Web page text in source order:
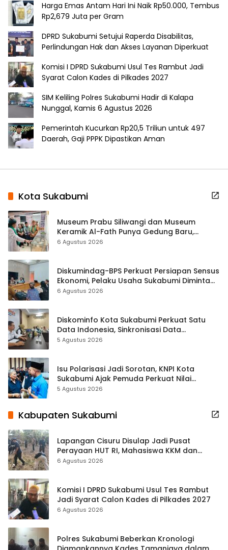
Harga Emas Antam Hari Ini Naik Rp50.000, Tembus
Rp2,679 Juta per Gram
DPRD Sukabumi Setujui Raperda Disabilitas,
Perlindungan Hak dan Akses Layanan Diperkuat
Komisi I DPRD Sukabumi Usul Tes Rambut Jadi
Syarat Calon Kades di Pilkades 2027
SIM Keliling Polres Sukabumi Hadir di Kalapa
Nunggal, Kamis 6 Agustus 2026
Pemerintah Kucurkan Rp20,5 Triliun untuk 497
Daerah, Gaji PPPK Dipastikan Aman
Kota Sukabumi
Museum Prabu Siliwangi dan Museum
Keramik Al-Fath Punya Gedung Baru,
Hampir 500 Koleksi Dipisahkan
6 Agustus 2026
Diskumindag-BPS Perkuat Persiapan Sensus
Ekonomi, Pelaku Usaha Sukabumi Diminta
Terbuka Beri Data
6 Agustus 2026
Diskominfo Kota Sukabumi Perkuat Satu
Data Indonesia, Sinkronisasi Data
Kewilayahan Dikebut
5 Agustus 2026
Isu Polarisasi Jadi Sorotan, KNPI Kota
Sukabumi Ajak Pemuda Perkuat Nilai
Kebangsaan
5 Agustus 2026
Kabupaten Sukabumi
Lapangan Cisuru Disulap Jadi Pusat
Perayaan HUT RI, Mahasiswa KKM dan
Warga Satukan Tenaga
6 Agustus 2026
Komisi I DPRD Sukabumi Usul Tes Rambut
Jadi Syarat Calon Kades di Pilkades 2027
6 Agustus 2026
Polres Sukabumi Beberkan Kronologi